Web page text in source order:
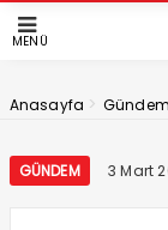
MENÜ
Anasayfa > Gündem
GÜNDEM 3 Mart